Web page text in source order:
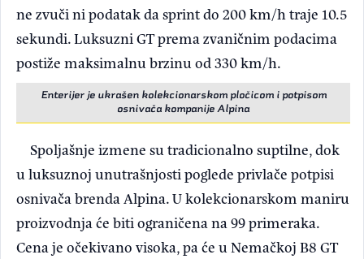
ne zvuči ni podatak da sprint do 200 km/h traje 10.5
sekundi. Luksuzni GT prema zvaničnim podacima
postiže maksimalnu brzinu od 330 km/h.
Enterijer je ukrašen kolekcionarskom pločicom i potpisom
osnivača kompanije Alpina
Spoljašnje izmene su tradicionalno suptilne, dok
u luksuznoj unutrašnjosti poglede privlače potpisi
osnivača brenda Alpina. U kolekcionarskom maniru
proizvodnja će biti ograničena na 99 primeraka.
Cena je očekivano visoka, pa će u Nemačkoj B8 GT